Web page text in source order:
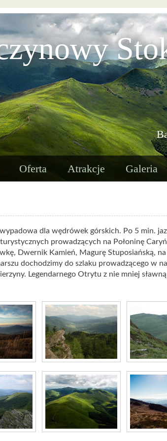
Oferta Atrakcje Galeria
dla wędrówek górskich. Po 5 min.
prowadzących na Połoninę
Dwernik Kamień, Magurę Stuposiańską, na
dochodzimy do szlaku prowadzącego w
Legendarnego Otrytu z nie mniej sławną